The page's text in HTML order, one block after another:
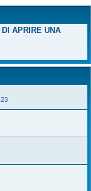
APRIRE UNA